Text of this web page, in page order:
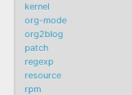
kernel
org-mode
org2blog
patch
regexp
resource
rpm